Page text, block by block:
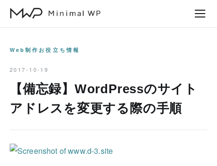
Web制作お役立ち情報
2017-10-19
【備忘録】WordPressのサイト
アドレスを変更する際の手順